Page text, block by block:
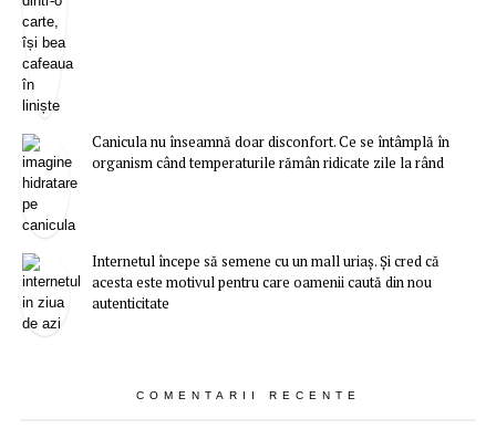
Canicula nu înseamnă doar disconfort. Ce se întâmplă în
organism când temperaturile rămân ridicate zile la rând
Internetul începe să semene cu un mall uriaș. Și cred că
acesta este motivul pentru care oamenii caută din nou
autenticitate
COMENTARII RECENTE